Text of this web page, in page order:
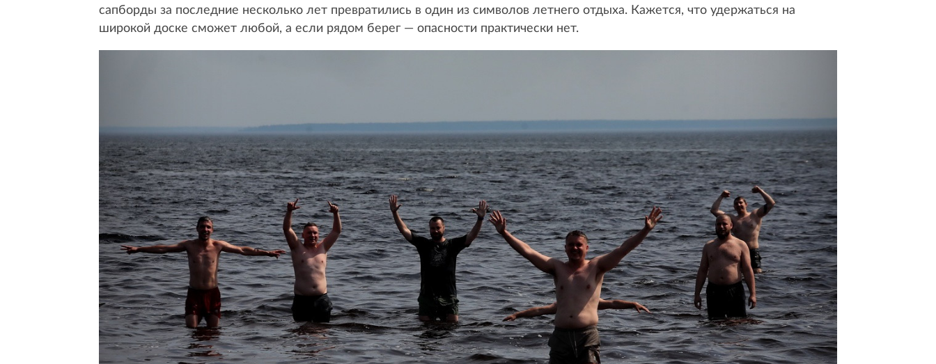
сапборды за последние несколько лет превратились в один из символов летнего отдыха. Кажется, что удержаться на
широкой доске сможет любой, а если рядом берег — опасности практически нет.